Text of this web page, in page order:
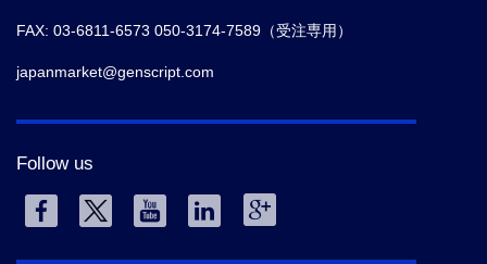
FAX: 03-6811-6573 050-3174-7589（受注専用）
japanmarket@genscript.com
Follow us